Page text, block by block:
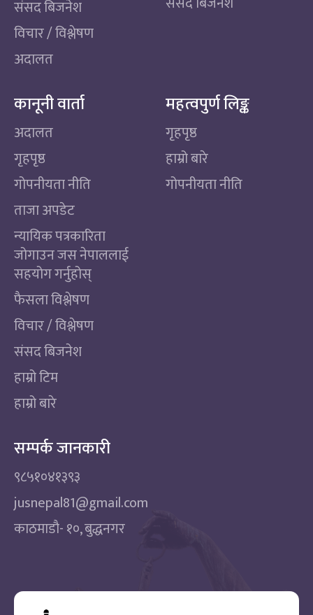
संसद बिजनेश
विचार / विश्लेषण
अदालत
कानूनी वार्ता
अदालत
गृहपृष्ठ
गोपनीयता नीति
ताजा अपडेट
न्यायिक पत्रकारिता
जोगाउन जस नेपाललाई
सहयोग गर्नुहोस्
फैसला विश्लेषण
विचार / विश्लेषण
संसद बिजनेश
हाम्रो टिम
हाम्रो बारे
महत्वपुर्ण लिङ्क
गृहपृष्ठ
हाम्रो बारे
गोपनीयता नीति
सम्पर्क जानकारी
९८५१०४१३९३
jusnepal81@gmail.com
काठमाडाै‌- १०, बुद्धनगर